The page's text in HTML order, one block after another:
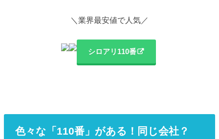
＼業界最安値で人気／
シロアリ110番
色々な「110番」がある！同じ会社？